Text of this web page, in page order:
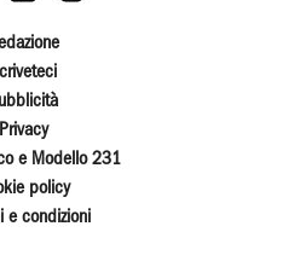
Privacy
e Modello 231
policy
e condizioni